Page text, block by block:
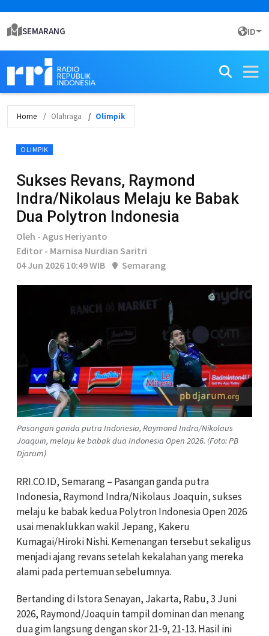
SEMARANG ID
Home Olahraga Olimpik
OLIMPIK
Sukses Revans, Raymond
Indra/Nikolaus Melaju ke Babak
Dua Polytron Indonesia
Oleh - Agus Heriyanto
Editor - Marnisa Nurdian Saritri
04 Jun 2026 10:49 WIB
Semarang
Pasangan ganda putra Indonesia, Raymond Indra/Nikolaus
Joaquin, melaju ke babak dua Indonesia Open 2026. (Foto: PB
Djarum)
RRI.CO.ID, Semarang – Pasangan ganda putra
Indonesia, Raymond Indra/Nikolaus Joaquin, sukses
melaju ke babak kedua Polytron Indonesia Open 2026
usai menaklukkan wakil Jepang, Kakeru
Kumagai/Hiroki Nishi. Kemenangan tersebut sekaligus
menjadi ajang revans setelah kekalahan yang mereka
alami pada pertemuan sebelumnya.
Bertanding di Istora Senayan, Jakarta, Rabu, 3 Juni
2026, Raymond/Joaquin tampil dominan dan menang
dua gim langsung dengan skor 21-9, 21-13. Hasil ini